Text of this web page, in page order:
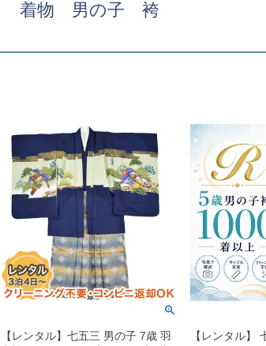
Photography
特典 ヘアメイク・着付け
スタジオを予約 →
着物 男の子 袴
【レンタル】七五三 男の子 7歳 羽
【レンタル】